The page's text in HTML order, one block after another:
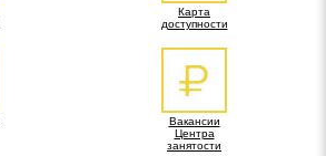
Карта
доступности
Вакансии
Центра
занятости